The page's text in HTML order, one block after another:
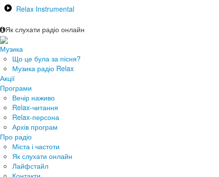
Relax Instrumental
Як слухати радіо онлайн
Музика
Що це була за пісня?
Музика радіо Relax
Акції
Програми
Вечір наживо
Relax-читання
Relax-персона
Архів програм
Про радіо
Міста і частоти
Як слухати онлайн
Лайфстайл